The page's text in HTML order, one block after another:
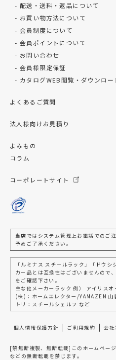
配送・送料・返品について
お買い物方法について
会員制度について
会員ポイントについて
お問い合わせ
会員様限定保証
カタログWEB閲覧・ダウンロー
よくあるご質問
法人様向けお見積り
よみもの
コラム
コーポレートサイト
当店ではシステム管理上お電話でのご
予めご了承ください。
「ルミナス スチールラック」「ドウ
カー品とは互換性はございませんので
をご確認下さい。
主な他メーカーラック 例） アイリス
(株)：ホームエレクター/YAMAZEN
トリ：スチールシェルフ など
個人情報保護方針 ご利用規約 会社
[禁無断複製、無断転載]このホームペー
などの無断転載を禁じます。